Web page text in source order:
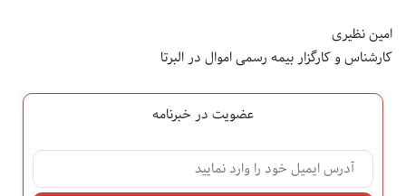
امین نظیری
کارشناس و کارگزار بیمه رسمی اموال در البرتا
عضویت در خبرنامه